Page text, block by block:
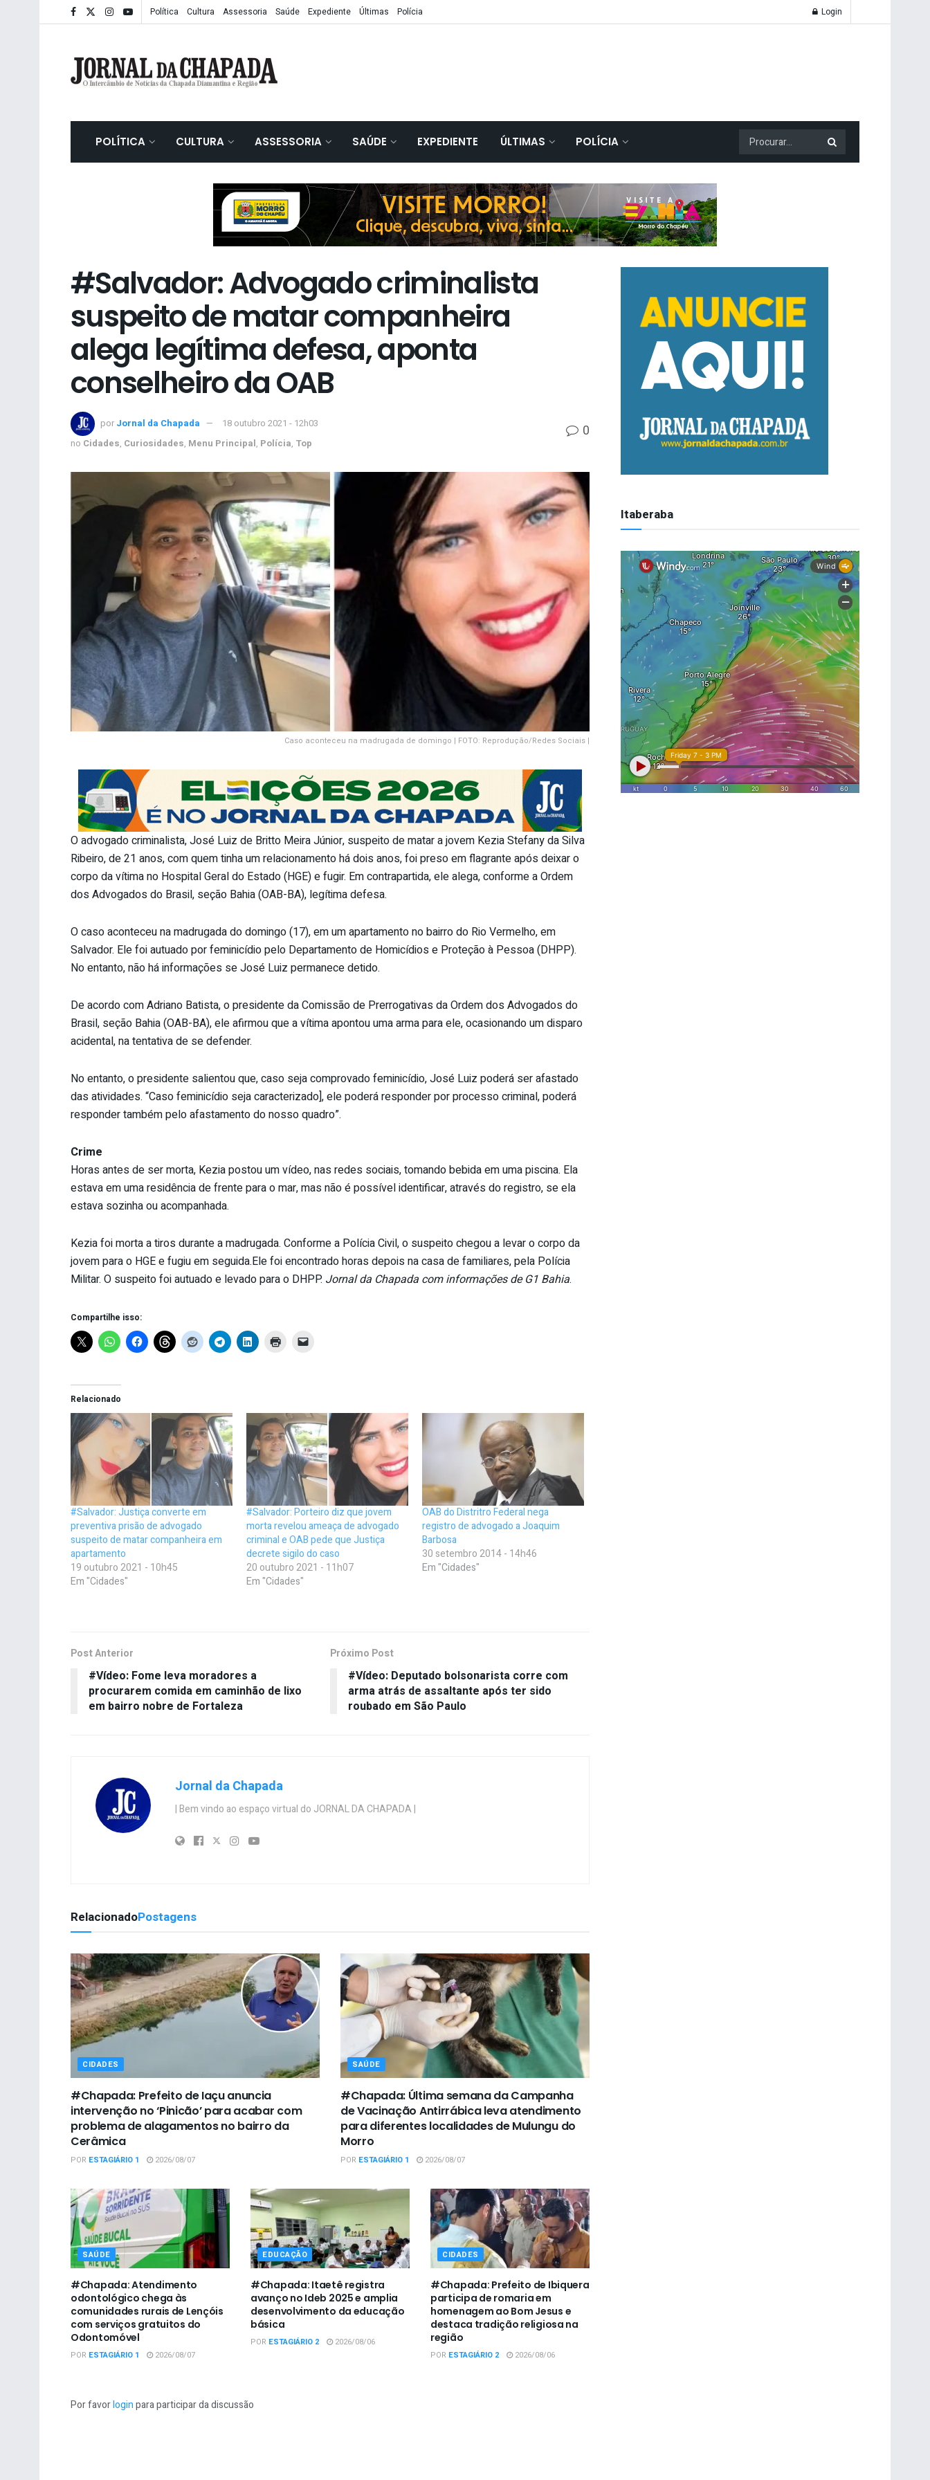
Política Cultura Assessoria Saúde Expediente Últimas Polícia Login
POLÍTICA CULTURA ASSESSORIA SAÚDE EXPEDIENTE ÚLTIMAS POLÍCIA
#Salvador: Advogado criminalista
suspeito de matar companheira
alega legítima defesa, aponta
conselheiro da OAB
por Jornal da Chapada
18 outubro 2021 - 12h03
no Cidades, Curiosidades, Menu Principal, Polícia, Top
0
Caso aconteceu na madrugada de domingo | FOTO: Reprodução/Redes Sociais |
O advogado criminalista, José Luiz de Britto Meira Júnior, suspeito de matar a jovem Kezia Stefany da Silva
Ribeiro, de 21 anos, com quem tinha um relacionamento há dois anos, foi preso em flagrante após deixar o
corpo da vítima no Hospital Geral do Estado (HGE) e fugir. Em contrapartida, ele alega, conforme a Ordem
dos Advogados do Brasil, seção Bahia (OAB-BA), legítima defesa.
O caso aconteceu na madrugada do domingo (17), em um apartamento no bairro do Rio Vermelho, em
Salvador. Ele foi autuado por feminicídio pelo Departamento de Homicídios e Proteção à Pessoa (DHPP).
No entanto, não há informações se José Luiz permanece detido.
De acordo com Adriano Batista, o presidente da Comissão de Prerrogativas da Ordem dos Advogados do
Brasil, seção Bahia (OAB-BA), ele afirmou que a vítima apontou uma arma para ele, ocasionando um disparo
acidental, na tentativa de se defender.
No entanto, o presidente salientou que, caso seja comprovado feminicídio, José Luiz poderá ser afastado
das atividades. “Caso feminicídio seja caracterizado], ele poderá responder por processo criminal, poderá
responder também pelo afastamento do nosso quadro”.
Crime
Horas antes de ser morta, Kezia postou um vídeo, nas redes sociais, tomando bebida em uma piscina. Ela
estava em uma residência de frente para o mar, mas não é possível identificar, através do registro, se ela
estava sozinha ou acompanhada.
Kezia foi morta a tiros durante a madrugada. Conforme a Polícia Civil, o suspeito chegou a levar o corpo da
jovem para o HGE e fugiu em seguida.Ele foi encontrado horas depois na casa de familiares, pela Polícia
Militar. O suspeito foi autuado e levado para o DHPP. Jornal da Chapada com informações de G1 Bahia.
Compartilhe isso:
Relacionado
#Salvador: Justiça converte em
preventiva prisão de advogado
suspeito de matar companheira em
apartamento
19 outubro 2021 - 10h45
Em "Cidades"
#Salvador: Porteiro diz que jovem
morta revelou ameaça de advogado
criminal e OAB pede que Justiça
decrete sigilo do caso
20 outubro 2021 - 11h07
Em "Cidades"
OAB do Distritro Federal nega
registro de advogado a Joaquim
Barbosa
30 setembro 2014 - 14h46
Em "Cidades"
Post Anterior
#Vídeo: Fome leva moradores a
procurarem comida em caminhão de lixo
em bairro nobre de Fortaleza
Próximo Post
#Vídeo: Deputado bolsonarista corre com
arma atrás de assaltante após ter sido
roubado em São Paulo
Jornal da Chapada
| Bem vindo ao espaço virtual do JORNAL DA CHAPADA |
RelacionadoPostagens
CIDADES
#Chapada: Prefeito de Iaçu anuncia
intervenção no ‘Pinicão’ para acabar com
problema de alagamentos no bairro da
Cerâmica
POR ESTAGIÁRIO 1 2026/08/07
SAÚDE
#Chapada: Última semana da Campanha
de Vacinação Antirrábica leva atendimento
para diferentes localidades de Mulungu do
Morro
POR ESTAGIÁRIO 1 2026/08/07
SAÚDE
#Chapada: Atendimento
odontológico chega às
comunidades rurais de Lençóis
com serviços gratuitos do
Odontomóvel
POR ESTAGIÁRIO 1 2026/08/07
EDUCAÇÃO
#Chapada: Itaetê registra
avanço no Ideb 2025 e amplia
desenvolvimento da educação
básica
POR ESTAGIÁRIO 2 2026/08/06
CIDADES
#Chapada: Prefeito de Ibiquera
participa de romaria em
homenagem ao Bom Jesus e
destaca tradição religiosa na
região
POR ESTAGIÁRIO 2 2026/08/06
Por favorloginpara participar da discussão
Itaberaba